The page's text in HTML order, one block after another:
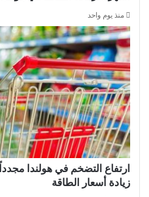
منذ يوم واحد
زيادة أسعار الطاقة